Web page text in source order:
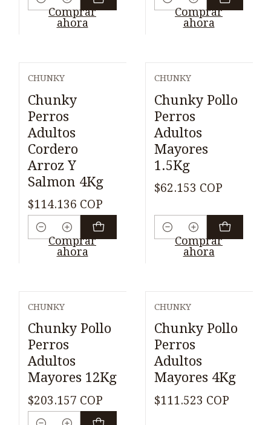
Cantidad
Comprar
ahora
Cantidad
Comprar
ahora
CHUNKY
Chunky
Perros
Adultos
Cordero
Arroz Y
Salmon 4Kg
$114.136 COP
Cantidad
Comprar
ahora
CHUNKY
Chunky Pollo
Perros
Adultos
Mayores
1.5Kg
$62.153 COP
Cantidad
Comprar
ahora
CHUNKY
Chunky Pollo
Perros
Adultos
Mayores 12Kg
$203.157 COP
CHUNKY
Chunky Pollo
Perros
Adultos
Mayores 4Kg
$111.523 COP